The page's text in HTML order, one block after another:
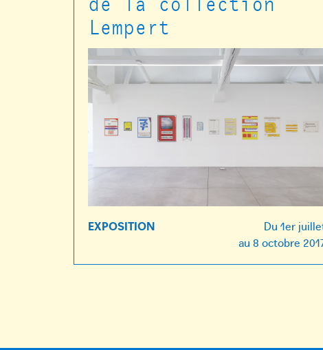
Lempert
EXPOSITION Du 1er
au 8 octobre